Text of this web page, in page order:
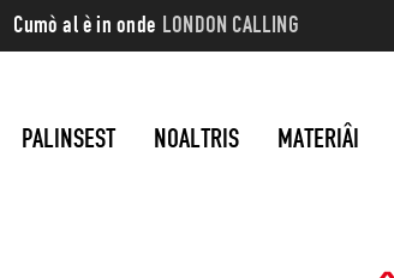
Cumò al è in onde LONDON CALLING
PALINSEST NOALTRIS MATERIÂI